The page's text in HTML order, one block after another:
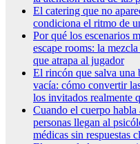
El catering que no
condiciona el ritmo de
Por qué los escenarios
escape rooms: la
que atrapa al jugador
El rincón que salva una
vacía: cómo convertir
los invitados realmente
Cuando el cuerpo habla
personas llegan al
médicas sin respuestas